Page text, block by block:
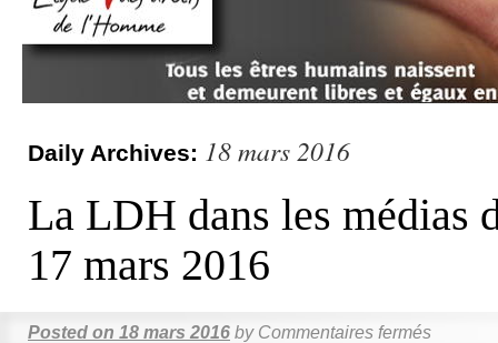
Daily Archives: 18 mars 2016
La LDH dans les médias
17 mars 2016
Posted on 18 mars 2016 by Commentaires fermés